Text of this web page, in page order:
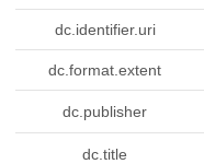
dc.identifier.uri
dc.format.extent
dc.publisher
dc.title